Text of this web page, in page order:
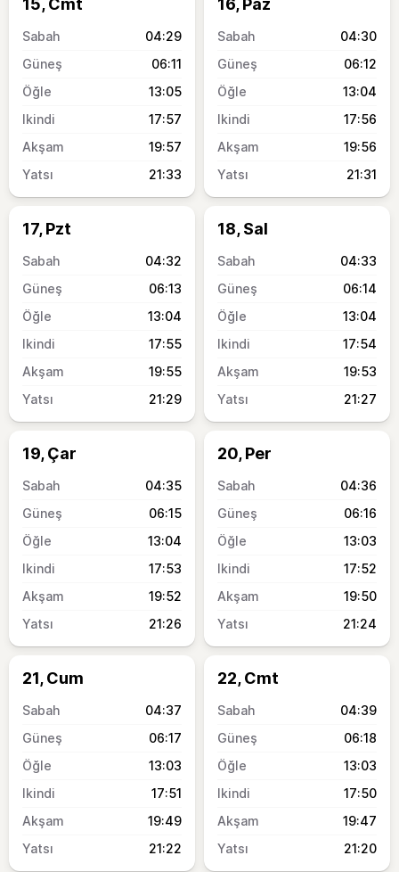
15, Cmt
04:29
06:11
13:05
17:57
19:57
21:33
16, Paz
04:30
06:12
13:04
17:56
19:56
21:31
17, Pzt
04:32
06:13
13:04
17:55
19:55
21:29
18, Sal
04:33
06:14
13:04
17:54
19:53
21:27
19, Çar
04:35
06:15
13:04
17:53
19:52
21:26
20, Per
04:36
06:16
13:03
17:52
19:50
21:24
21, Cum
04:37
06:17
13:03
17:51
19:49
21:22
22, Cmt
04:39
06:18
13:03
17:50
19:47
21:20